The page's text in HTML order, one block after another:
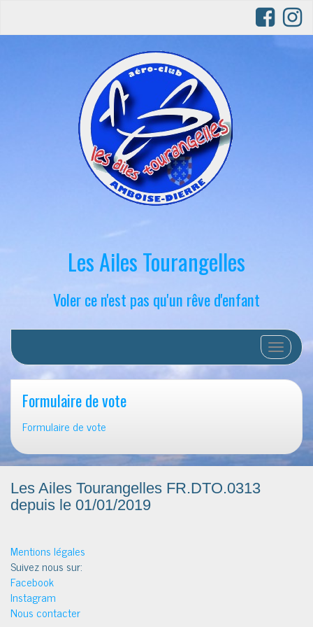
Les Ailes Tourangelles
Voler ce n'est pas qu'un rêve d'enfant
Afficher/
Formulaire de vote
Formulaire de vote
Les Ailes Tourangelles FR.DTO.0313
depuis le 01/01/2019
Mentions légales
Suivez nous sur:
Facebook
Instagram
Nous contacter